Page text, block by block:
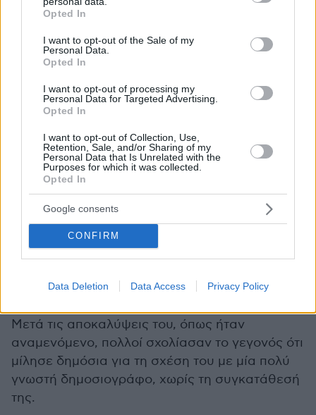
grant or deny consent to Google and its third-party tags to
use your data for below specified purposes in below Google
consent section.
Opted In
I want to opt-out of the Sale of my
Personal Data.
Opted In
I want to opt-out of processing my
Personal Data for Targeted Advertising.
Opted In
I want to opt-out of Collection, Use,
Retention, Sale, and/or Sharing of my
Personal Data that Is Unrelated with the
Purposes for which it was collected.
Opted In
Google consents
CONFIRM
Data Deletion Data Access Privacy Policy
αγνοώντας την προσωπική σχέση τους που μου
αποκάλυψε) και επιπλέον, δεν νομίζω ότι πλέον
πρέπει να αυτοσυστηθώ ξανά. Η πιάτσα είναι
μικρή και όλοι γνωριζόμαστε.
από τον Ανδρέα μετά τα όσα είπε στον αέρα
της εκπομπής #SuperKaterina, κατέληξε με
ακολουθήσει εξίσου ηχηρό
sequel.Αγωνιστικούς χαιρετισμούς στους
εισαγγελείς των social media που εντόπισαν
τον νέο κατηγορούμενο».
Μετά τις αποκαλύψεις του, όπως ήταν
αναμενόμενο, πολλοί σχολίασαν το γεγονός ότι
μίλησε δημόσια για τη σχέση του με μία πολύ
γνωστή δημοσιογράφο, χωρίς τη συγκατάθεσή
της.